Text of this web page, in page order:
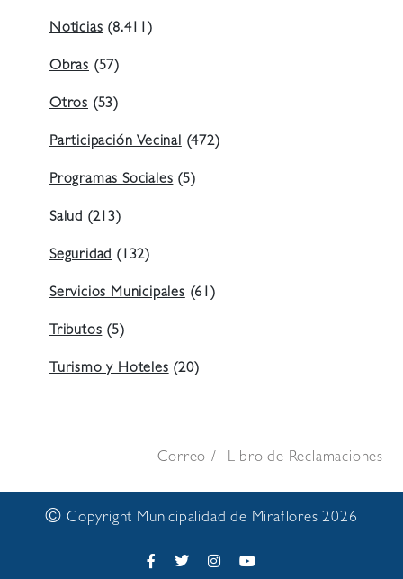
Noticias(8.411)
Obras (57)
Otros (53)
Participación Vecinal(472)
Programas Sociales(5)
Salud (213)
Seguridad(132)
Servicios Municipales(61)
Tributos(5)
Turismo y Hoteles(20)
Correo Libro de Reclamaciones
© Copyright Municipalidad de Miraflores 2026